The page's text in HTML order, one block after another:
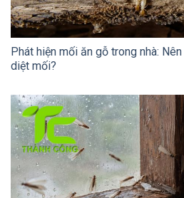
Phát hiện mối ăn gỗ trong nhà:
diệt mối?